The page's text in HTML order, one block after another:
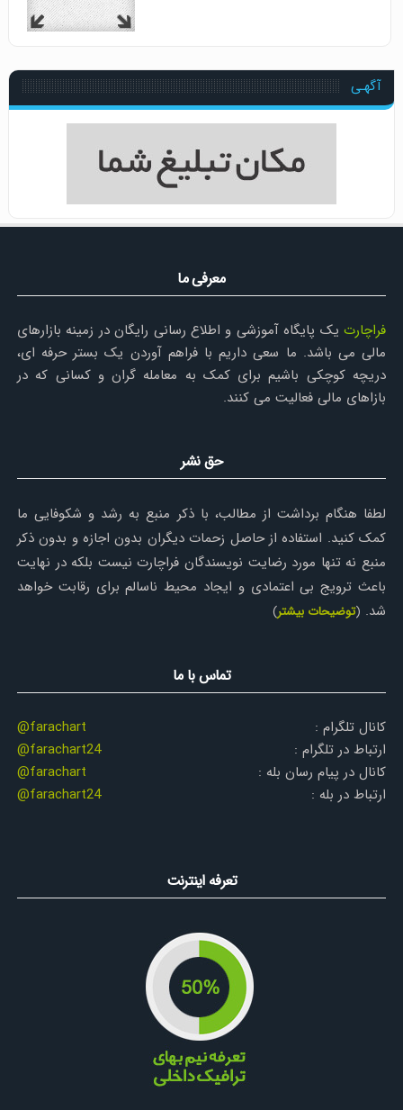
آگهـی
معرفی ما
فراچارتیک پایگاه آموزشی و اطلاع رسانی رایگان در زمینه بازارهای
مالی می باشد. ما سعی داریم با فراهم آوردن یک بستر حرفه ای،
دریچه کوچکی باشیم برای کمک به معامله گران و کسانی که در
بازاهای مالی فعالیت می کنند.
حق نشر
لطفا هنگام برداشت از مطالب، با ذکر منبع به رشد و شکوفایی ما
کمک کنید. استفاده از حاصل زحمات دیگران بدون اجازه و بدون ذکر
منبع نه تنها مورد رضایت نویسندگان فراچارت نیست بلکه در نهایت
باعث ترویج بی اعتمادی و ایجاد محیط ناسالم برای رقابت خواهد
شد. (توضیحات بیشتر)
تماس با ما
کانال تلگرام :
@farachart
ارتباط در تلگرام :
@farachart24
کانال در پیام رسان بله :
@farachart
ارتباط در بله :
@farachart24
تعرفه اینترنت